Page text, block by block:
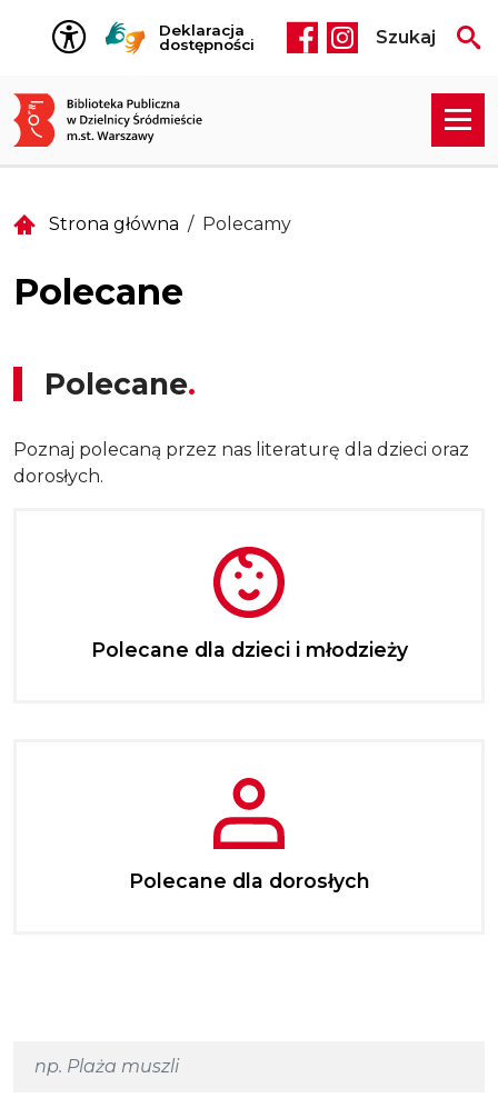
Przejdź do treści
Deklaracja
dostępności
Social media
Szukaj
Strona główna Polecamy
Polecane
Polecane
Poznaj polecaną przez nas literaturę dla dzieci oraz
dorosłych.
Polecane dla dzieci i młodzieży
Polecane dla dorosłych